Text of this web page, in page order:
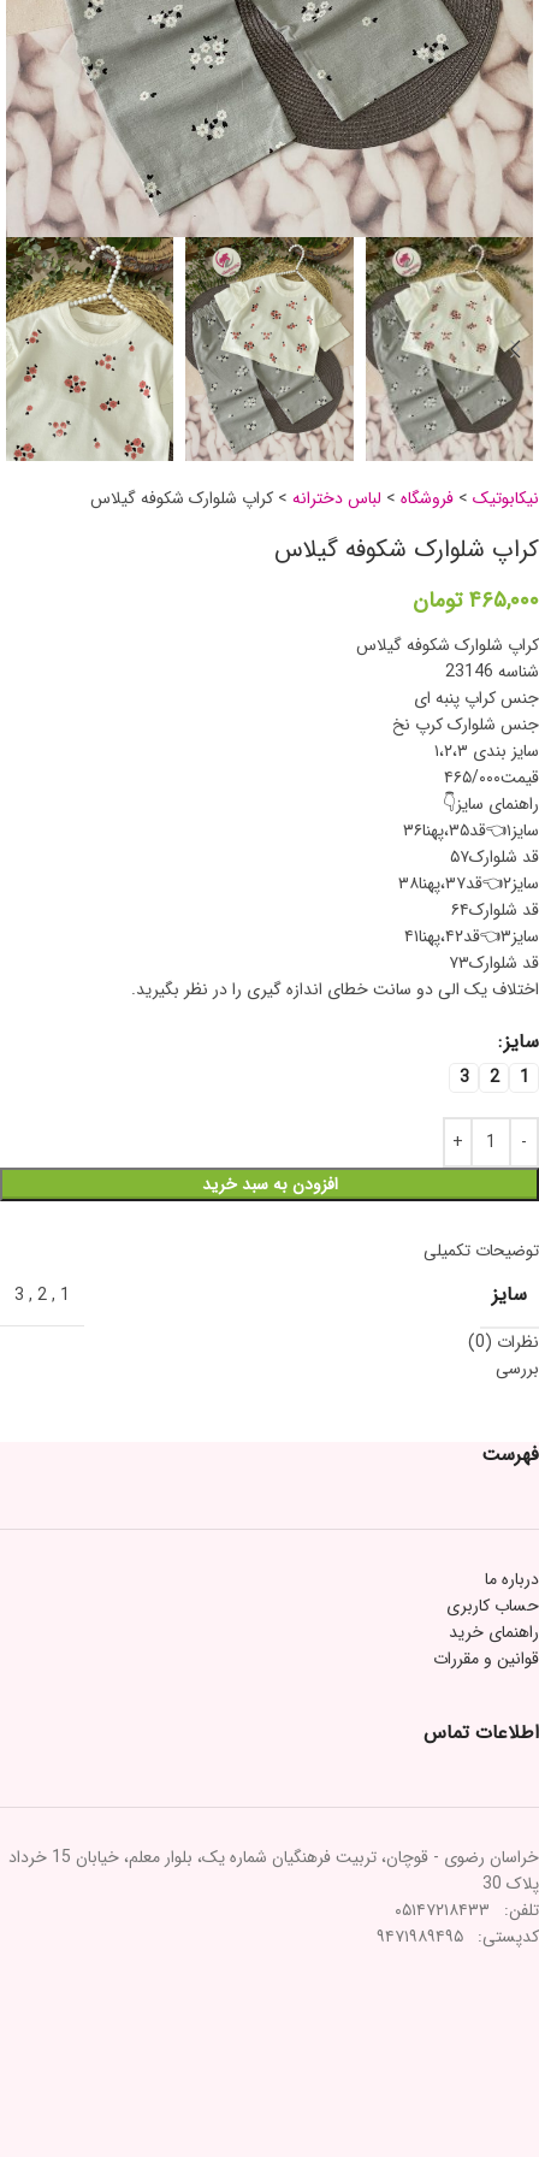
نیکابوتیک > فروشگاه > لباس دخترانه > کراپ شلوارک شکوفه گیلاس
کراپ شلوارک شکوفه گیلاس
۴۶۵,۰۰۰ تومان
کراپ شلوارک شکوفه گیلاس
شناسه 23146
جنس کراپ پنبه ای
جنس شلوارک کرپ نخ
سایز بندی ۱،۲،۳
قیمت۴۶۵/۰۰۰
راهنمای سایز👇
سایز۱👈قد۳۵،پهنا۳۶
قد شلوارک۵۷
سایز۲👈قد۳۷،پهنا۳۸
قد شلوارک۶۴
سایز۳👈قد۴۲،پهنا۴۱
قد شلوارک۷۳
اختلاف یک الی دو سانت خطای اندازه گیری را در نظر بگیرید.
سایز
1
2
3
افزودن به سبد خرید
توضیحات تکمیلی
سایز 1
,
2
,
3
نظرات (0)
بررسی
فهرست
درباره ما
حساب کاربری
راهنمای خرید
قوانین و مقررات
اطلاعات تماس
خراسان رضوی - قوچان، تربیت فرهنگیان شماره یک، بلوار معلم، خیابان 15 خرداد
پلاک 30
تلفن: ۰۵۱۴۷۲۱۸۴۳۳
کدپستی: ۹۴۷۱۹۸۹۴۹۵